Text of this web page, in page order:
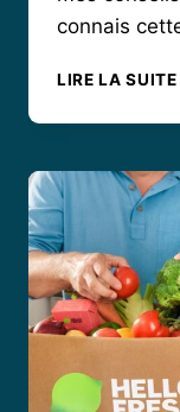
connais
LIRE LA SUITE